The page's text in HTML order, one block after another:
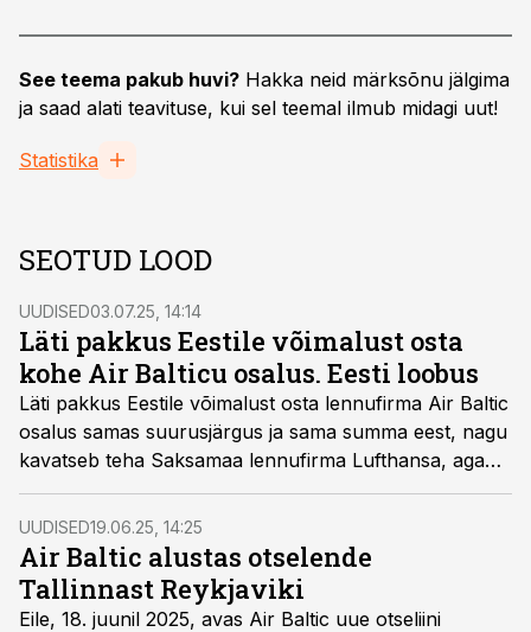
See teema pakub huvi? Hakka neid märksõnu jälgima
ja saad alati teavituse, kui sel teemal ilmub midagi uut!
Statistika
SEOTUD LOOD
UUDISED03.07.25, 14:14
Läti pakkus Eestile võimalust osta
kohe Air Balticu osalus. Eesti loobus
Läti pakkus Eestile võimalust osta lennufirma Air Baltic
osalus samas suurusjärgus ja sama summa eest, nagu
kavatseb teha Saksamaa lennufirma Lufthansa, aga
taristuminister Kuldar Leis selgitas, et vähemalt praegu
Eesti Air Balticusse ei investeeri.
UUDISED19.06.25, 14:25
Air Baltic alustas otselende
Tallinnast Reykjaviki
Eile, 18. juunil 2025, avas Air Baltic uue otseliini